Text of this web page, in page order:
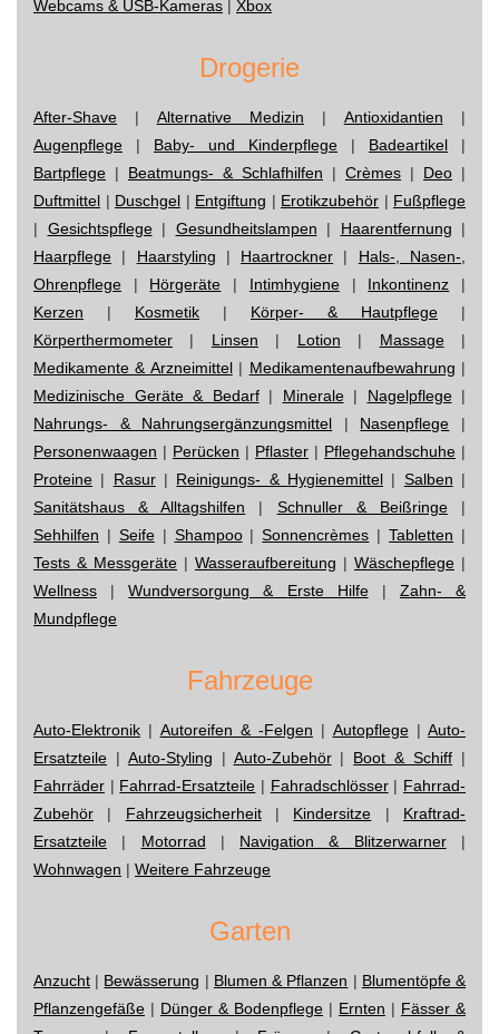
Webcams & USB-Kameras Xbox
Drogerie
After-Shave | Alternative Medizin | Antioxidantien |
Augenpflege | Baby- und Kinderpflege | Badeartikel |
Bartpflege | Beatmungs- & Schlafhilfen | Crèmes | Deo |
Duftmittel | Duschgel | Entgiftung | Erotikzubehör | Fußpflege
| Gesichtspflege| Gesundheitslampen | Haarentfernung |
Haarpflege | Haarstyling | Haartrockner | Hals-, Nasen-,
Ohrenpflege | Hörgeräte | Intimhygiene| Inkontinenz |
Kerzen | Kosmetik | Körper- & Hautpflege |
Körperthermometer | Linsen | Lotion | Massage|
Medikamente & Arzneimittel| Medikamentenaufbewahrung |
Medizinische Geräte & Bedarf| Minerale| Nagelpflege|
Nahrungs- & Nahrungsergänzungsmittel | Nasenpflege |
Personenwaagen | Perücken | Pflaster | Pflegehandschuhe |
Proteine | Rasur| Reinigungs- & Hygienemittel | Salben |
Sanitätshaus & Alltagshilfen | Schnuller & Beißringe|
Sehhilfen | Seife| Shampoo|Sonnencrèmes |Tabletten |
Tests & Messgeräte | Wasseraufbereitung | Wäschepflege |
Wellness |Wundversorgung & Erste Hilfe| Zahn- &
Mundpflege
Fahrzeuge
Auto-Elektronik | Autoreifen & -Felgen | Autopflege| Auto-
Ersatzteile | Auto-Styling | Auto-Zubehör| Boot & Schiff |
Fahrräder | Fahrrad-Ersatzteile | Fahradschlösser| Fahrrad-
Zubehör | Fahrzeugsicherheit| Kindersitze | Kraftrad-
Ersatzteile | Motorrad | Navigation & Blitzerwarner|
Wohnwagen | Weitere Fahrzeuge
Garten
Anzucht | Bewässerung | Blumen & Pflanzen | Blumentöpfe &
Pflanzengefäße | Dünger & Bodenpflege | Ernten | Fässer &